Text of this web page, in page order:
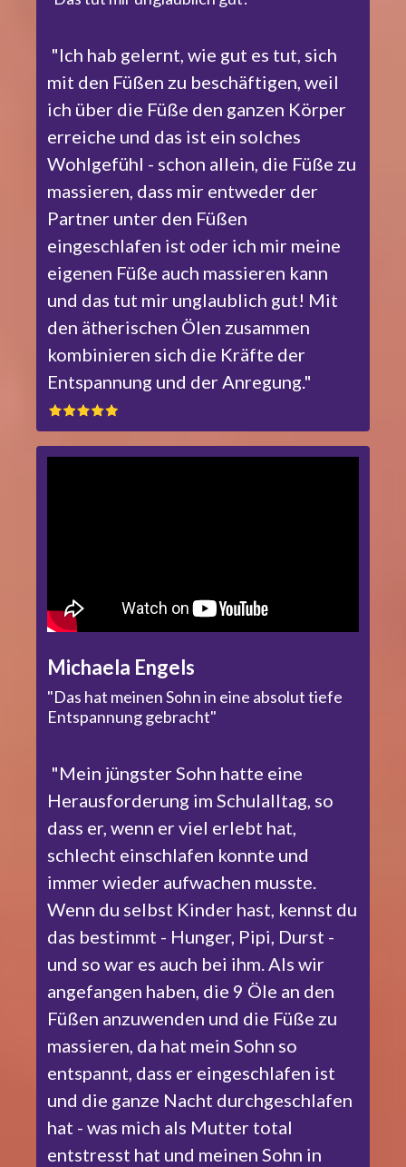
"Ich hab gelernt, wie gut es tut, sich
mit den Füßen zu beschäftigen, weil
ich über die Füße den ganzen Körper
erreiche und das ist ein solches
Wohlgefühl - schon allein, die Füße zu
massieren, dass mir entweder der
Partner unter den Füßen
eingeschlafen ist oder ich mir meine
eigenen Füße auch massieren kann
und das tut mir unglaublich gut! Mit
den ätherischen Ölen zusammen
kombinieren sich die Kräfte der
Entspannung und der Anregung."
Michaela Engels
"Das hat meinen Sohn in eine absolut tiefe
Entspannung gebracht"
"Mein jüngster Sohn hatte eine
Herausforderung im Schulalltag, so
dass er, wenn er viel erlebt hat,
schlecht einschlafen konnte und
immer wieder aufwachen musste.
Wenn du selbst Kinder hast, kennst du
das bestimmt - Hunger, Pipi, Durst -
und so war es auch bei ihm. Als wir
angefangen haben, die 9 Öle an den
Füßen anzuwenden und die Füße zu
massieren, da hat mein Sohn so
entspannt, dass er eingeschlafen ist
und die ganze Nacht durchgeschlafen
hat - was mich als Mutter total
entstresst hat und meinen Sohn in